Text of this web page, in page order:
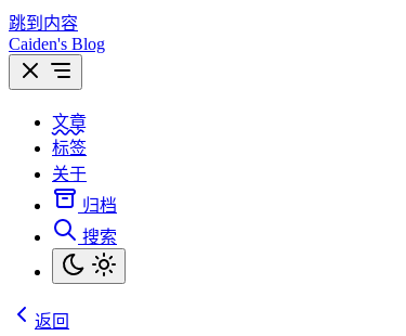
跳到内容
Caiden's Blog
文章
标签
关于
归档
搜索
返回